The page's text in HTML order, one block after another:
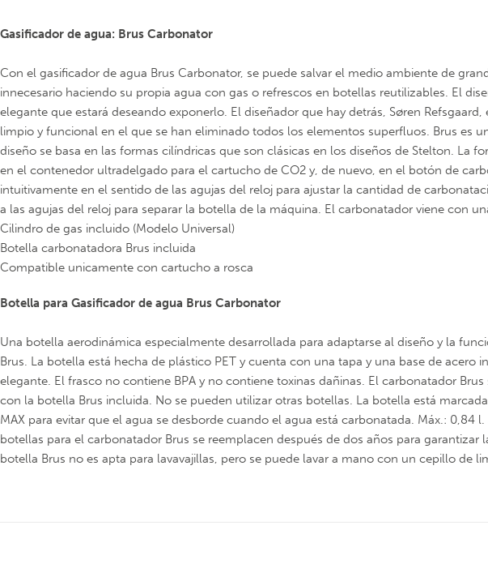
Gasificador de agua: Brus Carbonator
Con el gasificador de agua Brus Carbonator, se puede salvar el medio ambiente de
innecesario haciendo su propia agua con gas o refrescos en botellas reutilizables. El
elegante que estará deseando exponerlo. El diseñador que hay detrás, Søren
limpio y funcional en el que se han eliminado todos los elementos superfluos. Brus es
diseño se basa en las formas cilíndricas que son clásicas en los diseños de Stelton. La
en el contenedor ultradelgado para el cartucho de CO2 y, de nuevo, en el botón de
intuitivamente en el sentido de las agujas del reloj para ajustar la cantidad de
a las agujas del reloj para separar la botella de la máquina. El carbonatador viene con
Cilindro de gas incluido (Modelo Universal)
Botella carbonatadora Brus incluida
Compatible unicamente con cartucho a rosca
Botella para Gasificador de agua Brus Carbonator
Una botella aerodinámica especialmente desarrollada para adaptarse al diseño y la
Brus. La botella está hecha de plástico PET y cuenta con una tapa y una base de acero
elegante. El frasco no contiene BPA y no contiene toxinas dañinas. El carbonatador
con la botella Brus incluida. No se pueden utilizar otras botellas. La botella está
MAX para evitar que el agua se desborde cuando el agua está carbonatada. Máx.: 0,84
botellas para el carbonatador Brus se reemplacen después de dos años para garantizar
botella Brus no es apta para lavavajillas, pero se puede lavar a mano con un cepillo de